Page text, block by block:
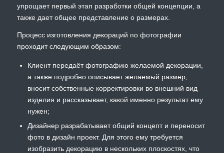
упрощает первый этап разработки общей концепции, а
также дает общее представление о размерах.
Процесс изготовления декораций по фотографии
проходит следующим образом:
Клиент передаёт фотографию желаемой декорации,
а также подробно описывает желаемый размер,
вносит собственные корректировки во внешний вид
изделия и рассказывает, какой именно результат ему
нужен;
Дизайнер разрабатывает общий концепт и переносит
фото в дизайн проект. Для этого ему требуется
изобразить декорацию в нескольких плоскостях, что